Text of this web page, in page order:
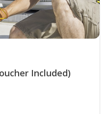
Included)